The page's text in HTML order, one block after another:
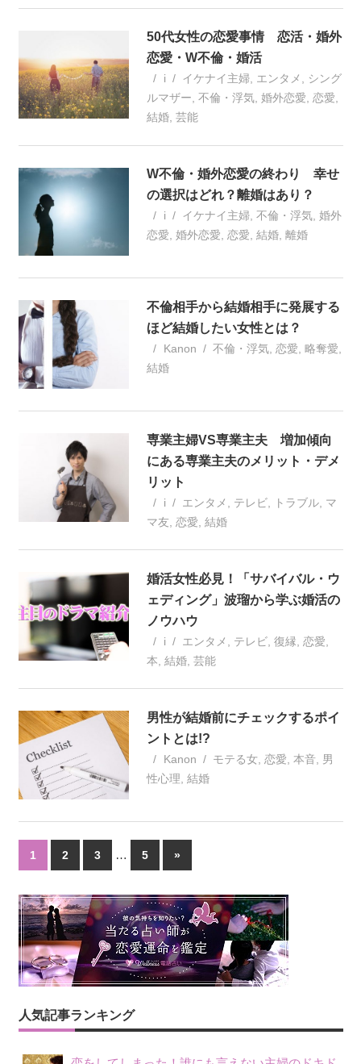
50代女性の恋愛事情 恋活・婚外
恋愛・W不倫・婚活
i イケナイ主婦, エンタメ , シング
ルマザー,不倫・浮気,婚外恋愛,恋愛,
結婚,芸能
W不倫・婚外恋愛の終わり 幸せ
の選択はどれ？離婚はあり？
i イケナイ主婦,不倫・浮気,婚外
恋愛,婚外恋愛,恋愛,結婚,離婚
不倫相手から結婚相手に発展する
ほど結婚したい女性とは？
Kanon 不倫・浮気 ,恋愛 ,略奪愛
結婚
専業主婦VS専業主夫 増加傾向
にある専業主夫のメリット・デメ
リット
i エンタメ テレビ トラブル マ
マ友 ,恋愛 ,結婚
婚活女性必見！「サバイバル・ウ
ェディング」波瑠から学ぶ婚活の
ノウハウ
i エンタメ テレビ ,復縁 ,恋愛
本 ,結婚 ,芸能
男性が結婚前にチェックするポイ
ントとは!?
Kanon モテる女 ,恋愛 ,本音 男
性心理 ,結婚
1 2 3 … 5 »
人気記事ランキング